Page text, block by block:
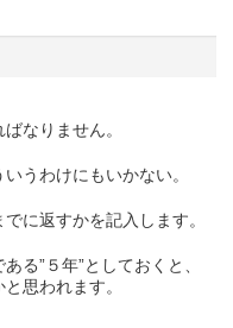
なりません。
うわけにもいかない。
に返すかを記入します。
る”５年”としておくと、
思われます。